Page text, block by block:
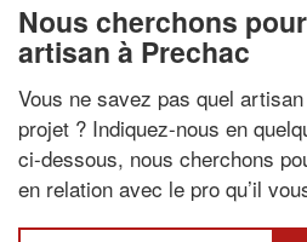
Nous cherchons
artisan à Prechac
Vous ne savez pas quel
projet ? Indiquez-nous en
ci-dessous, nous cherchons
en relation avec le pro qu’il